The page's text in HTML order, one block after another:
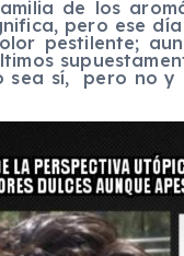
de los
pero ese
pestilente;
sea sí, pero no